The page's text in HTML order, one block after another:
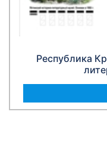
Республика